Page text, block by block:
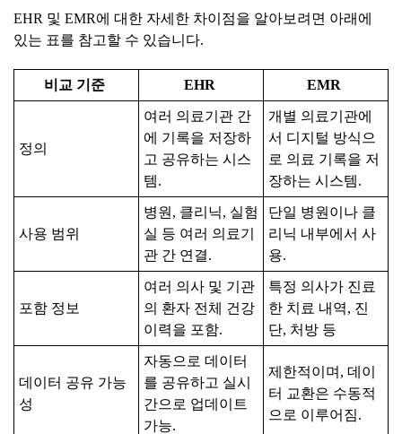
EHR 및 EMR에 대한 자세한 차이점을 알아보려면 아래에
있는 표를 참고할 수 있습니다.
비교 기준 EHR EMR
정의
여러 의료기관 간
에 기록을 저장하
고 공유하는 시스
템.
개별 의료기관에
서 디지털 방식으
로 의료 기록을 저
장하는 시스템.
사용 범위
병원, 클리닉, 실험
실 등 여러 의료기
관 간 연결.
단일 병원이나 클
리닉 내부에서 사
용.
포함 정보
여러 의사 및 기관
의 환자 전체 건강
이력을 포함.
특정 의사가 진료
한 치료 내역, 진
단, 처방 등
데이터 공유 가능
성
자동으로 데이터
를 공유하고 실시
간으로 업데이트
가능.
제한적이며, 데이
터 교환은 수동적
으로 이루어짐.